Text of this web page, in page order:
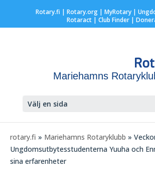
Rotary.fi | Rotary.org| MyRotary |
Rotaract | Club Finder |
Mariehamns
Välj en sida
rotary.fi » Mariehamns Rotaryklubb »
Ungdomsutbytesstudenterna Yuuha och
sina erfarenheter